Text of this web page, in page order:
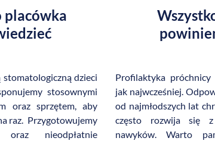
placówka
dzieci
stosownymi
oraz sprzętem, aby
raz. Przygotowujemy
oraz nieodpłatnie
Profilaktyka
jak najwcześniej.
od najmłodszych lat
często rozwija się z
nawyków. Warto